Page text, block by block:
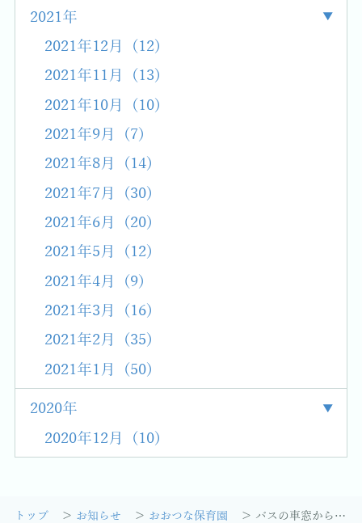
2021年
2021年12月 (12)
2021年11月 (13)
2021年10月 (10)
2021年9月 (7)
2021年8月 (14)
2021年7月 (30)
2021年6月 (20)
2021年5月 (12)
2021年4月 (9)
2021年3月 (16)
2021年2月 (35)
2021年1月 (50)
2020年
2020年12月 (10)
トップ お知らせ おおつな保育園 バスの車窓から…